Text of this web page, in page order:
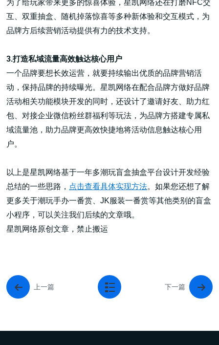
为了给玩家带来更多的惊喜体验，星凯网络还在打磨NFC交
互、双重抽盒、随机掉落惊喜等多种新体验和交互模式，为
品牌方后续营销活动提供有力的技术支持。
3.打造私域流量高效触达核心用户
一个品牌要想长效运营，就要持续输出优质的品牌营销活
动，保持品牌的持续曝光。星凯网络在配合品牌方做好品牌
活动相关功能模块开发的同时，还设计了邀请好友、助力红
包、对接企业微信粉丝群福利等玩法，为品牌方搭建专属私
域流量池，助力品牌更高效快捷地将活动信息触达核心用
户。
以上是星凯网络基于一年多潮玩盲盒抽盒平台设计开发经验
总结的一些思路， 点击查看具体实现方法。如果您还想了解
更多关于潮玩手办一番赏、JK服装一番赏等其他类别的盲盒
小程序，可以关注我们后续的文章哦。
星凯网络原创文章，禁止搬运
上一篇 下一篇